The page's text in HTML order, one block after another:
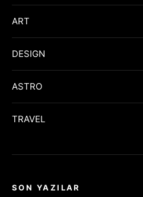
ART
DESIGN
ASTRO
TRAVEL
SON YAZILAR